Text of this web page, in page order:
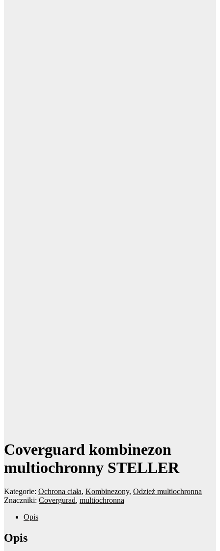
Coverguard kombinezon
multiochronny STELLER
Kategorie: Ochrona ciała, Kombinezony, Odzież multiochronna
Znaczniki: Covergurad, multiochronna
Opis
Opis